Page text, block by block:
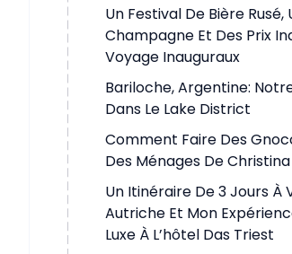
Un Festival De Bière
Champagne Et Des Prix
Voyage Inauguraux
Bariloche, Argentine:
Dans Le Lake District
Comment Faire Des
Des Ménages De Christina
Un Itinéraire De 3 Jours À
Autriche Et Mon
Luxe À L’hôtel Das Triest